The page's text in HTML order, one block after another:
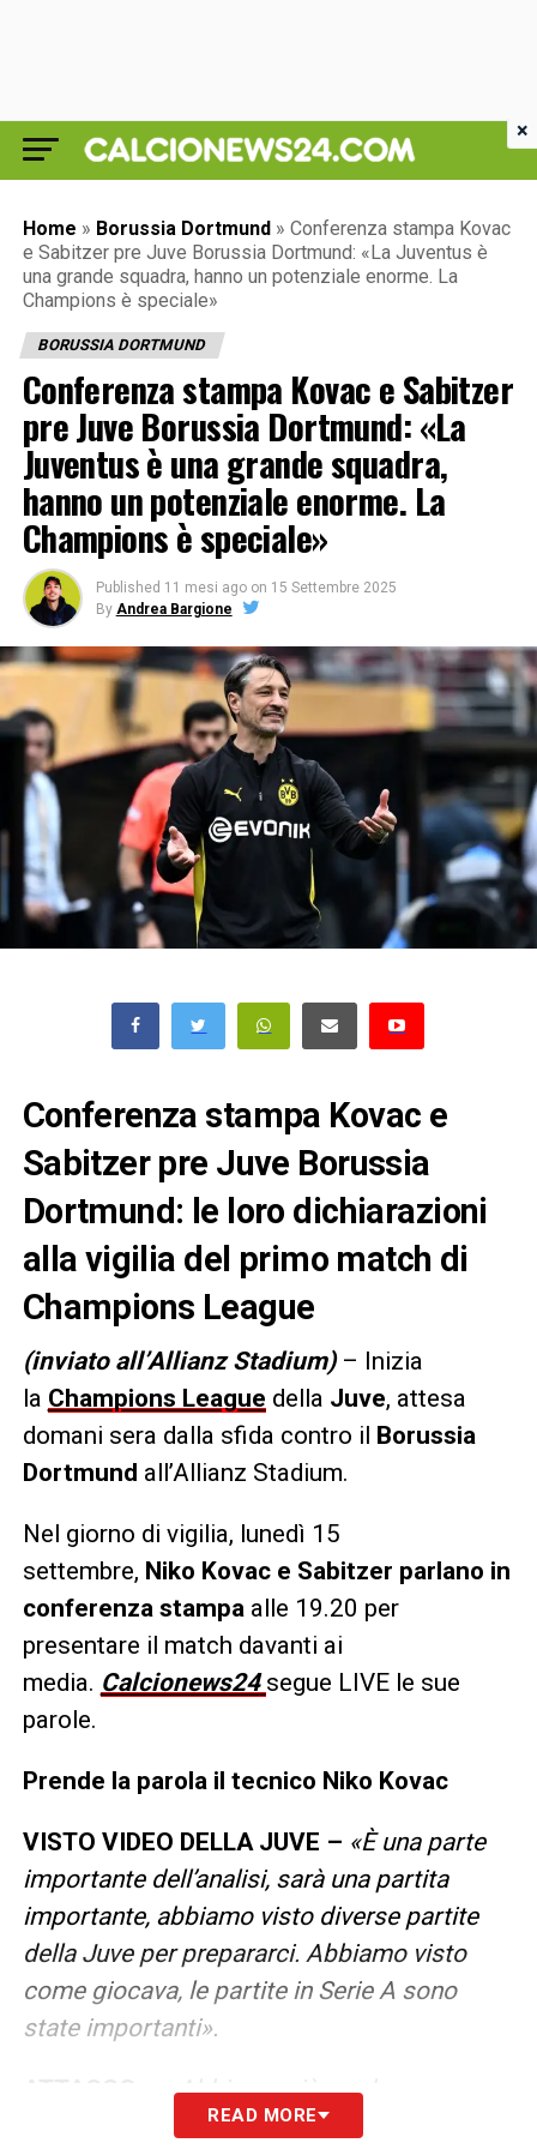
Home » Borussia Dortmund » Conferenza stampa Kovac
e Sabitzer pre Juve Borussia Dortmund: «La Juventus è
una grande squadra, hanno un potenziale enorme. La
Champions è speciale»
BORUSSIA DORTMUND
Conferenza stampa Kovac e Sabitzer
pre Juve Borussia Dortmund: «La
Juventus è una grande squadra,
hanno un potenziale enorme. La
Champions è speciale»
Published 11 mesi ago on 15 Settembre 2025
By Andrea Bargione
Conferenza stampa Kovac e
Sabitzer pre Juve Borussia
Dortmund: le loro dichiarazioni
alla vigilia del primo match di
Champions League
(inviato all’Allianz Stadium)– Inizia
la Champions League della Juve, attesa
domani sera dalla sfida contro il Borussia
Dortmund all’Allianz Stadium.
Nel giorno di vigilia, lunedì 15
settembre, Niko Kovac e Sabitzer parlano in
conferenza stampa alle 19.20 per
presentare il match davanti ai
media. Calcionews24 segue LIVE le sue
parole.
Prende la parola il tecnico Niko Kovac
VISTO VIDEO DELLA JUVE – «È una parte
importante dell’analisi, sarà una partita
importante, abbiamo visto diverse partite
della Juve per prepararci. Abbiamo visto
come giocava, le partite in Serie A sono
state importanti».
«Abbiamo già una buona
squadra con noi, nonostante gli infortunati.
READ MORE
×